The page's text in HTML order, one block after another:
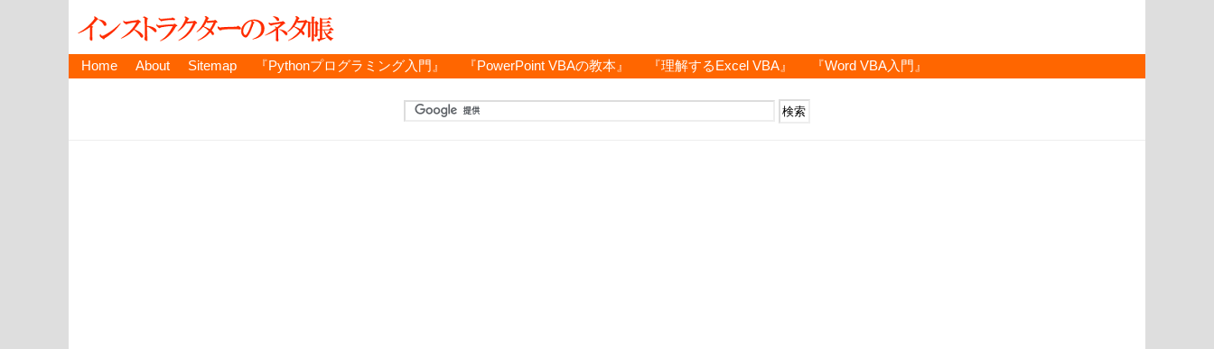
Home About Sitemap 『Pythonプログラミング入門』 『PowerPoint VBAの教本』 『理解するExcel VBA』 『Word VBA入門』